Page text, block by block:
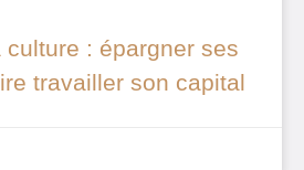
culture : épargner ses
travailler son capital